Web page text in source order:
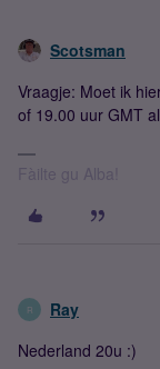
Scotsman
Vraagje: Moet ik
of 19.00 uur GMT
Fàilte gu Alba!
R Ray
Nederland 20u :)